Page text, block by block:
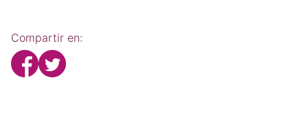
Compartir en: